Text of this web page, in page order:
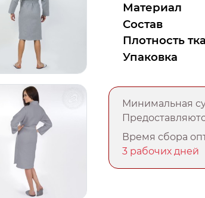
Материал
Состав
Плотность
Упаковка
Минимальная
Время сбора
3 рабочих дней